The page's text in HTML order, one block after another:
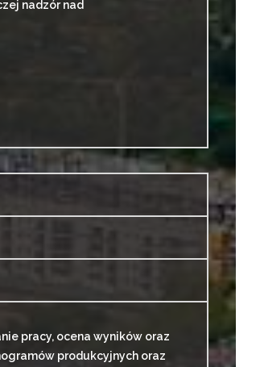
nadzór nad
pracy, ocena wyników oraz
produkcyjnych oraz